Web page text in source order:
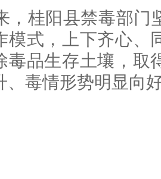
，桂阳县禁毒部门
模式，上下齐心、
毒品生存土壤，取
、毒情形势明显向